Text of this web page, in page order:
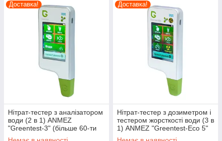
Доставка!
Нітрат-тестер з аналізатором
води (2 в 1) ANMEZ
"Greentest-3" (більше 60-ти
продуктів)
Доставка!
Нітрат-тестер з дозиметром і
тестером жорсткості води (3 в
1) ANMEZ "Greentest-Eco 5"